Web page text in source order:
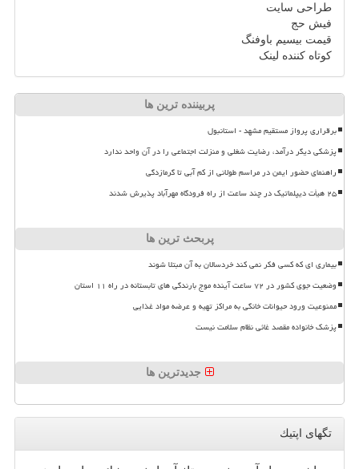
طراحی سایت
فیش حج
قیمت بیسیم باوفنگ
کوتاه کننده لینک
پربیننده ترین ها
برقراری پرواز مستقیم مشهد - استانبول
پزشکی دیگر درآمد، رضایت شغلی و منزلت اجتماعی را در آن واحد ندارد
راهنمای حضور ایمن در مراسم طولانی از کم آبی تا گرمازدگی
۲۵ هیأت دیپلماتیک در چند ساعت از راه فرودگاه مهرآباد پذیرش شدند
پربحث ترین ها
بیماری ای که کسی فکر نمی کند خردسالان به آن مبتلا شوند
وضعیت جوی کشور در ۷۲ ساعت آینده موج بارندگی های تابستانه در راه ۱۱ استان
ممنوعیت ورود حیوانات خانگی به مراکز تهیه و عرضه مواد غذایی
پزشک خانواده مقصد غائی نظام سلامت نیست
جدیدترین ها
تگهای اپتیك